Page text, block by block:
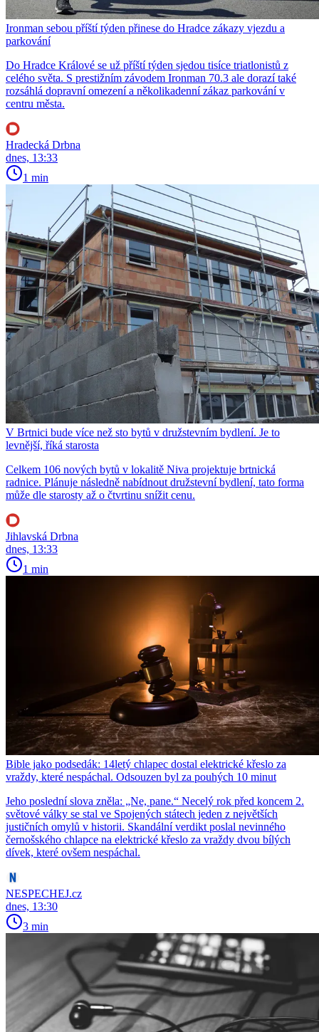
Ironman sebou příští týden přinese do Hradce zákazy vjezdu a
parkování
Do Hradce Králové se už příští týden sjedou tisíce triatlonistů z
celého světa. S prestižním závodem Ironman 70.3 ale dorazí také
rozsáhlá dopravní omezení a několikadenní zákaz parkování v
centru města.
Hradecká Drbna
dnes, 13:33
1 min
V Brtnici bude více než sto bytů v družstevním bydlení. Je to
levnější, říká starosta
Celkem 106 nových bytů v lokalitě Niva projektuje brtnická
radnice. Plánuje následně nabídnout družstevní bydlení, tato forma
může dle starosty až o čtvrtinu snížit cenu.
Jihlavská Drbna
dnes, 13:33
1 min
Bible jako podsedák: 14letý chlapec dostal elektrické křeslo za
vraždy, které nespáchal. Odsouzen byl za pouhých 10 minut
Jeho poslední slova zněla: „Ne, pane.“ Necelý rok před koncem 2.
světové války se stal ve Spojených státech jeden z největších
justičních omylů v historii. Skandální verdikt poslal nevinného
černošského chlapce na elektrické křeslo za vraždy dvou bílých
dívek, které ovšem nespáchal.
NESPECHEJ.cz
dnes, 13:30
3 min